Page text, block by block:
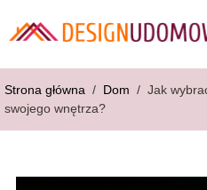
Strona główna / Dom / Jak
swojego wnętrza?